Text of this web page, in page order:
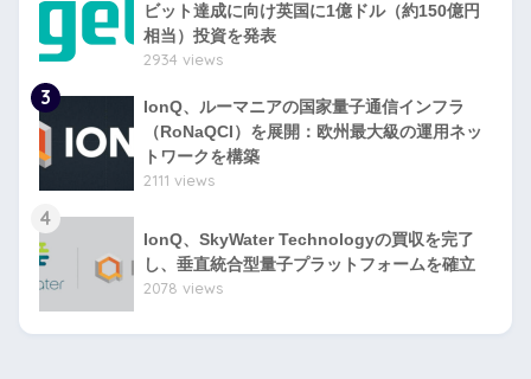
ビット達成に向け英国に1億ドル（約150億円
相当）投資を発表
2934 views
3
IonQ、ルーマニアの国家量子通信インフラ
（RoNaQCI）を展開：欧州最大級の運用ネッ
トワークを構築
2111 views
4
IonQ、SkyWater Technologyの買収を完了
し、垂直統合型量子プラットフォームを確立
2078 views